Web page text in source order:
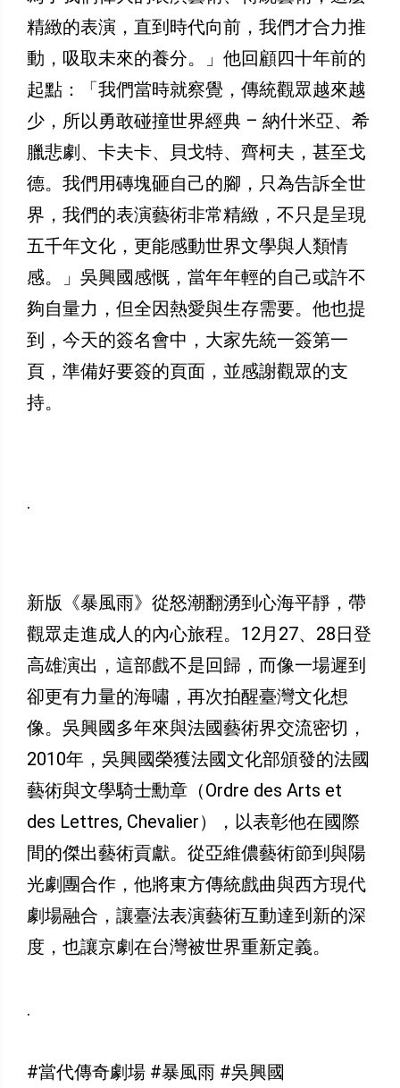
精緻的表演，直到時代向前，我們才合力推
動，吸取未來的養分。」他回顧四十年前的
起點：「我們當時就察覺，傳統觀眾越來越
少，所以勇敢碰撞世界經典 – 納什米亞、希
臘悲劇、卡夫卡、貝戈特、齊柯夫，甚至戈
德。我們用磚塊砸自己的腳，只為告訴全世
界，我們的表演藝術非常精緻，不只是呈現
五千年文化，更能感動世界文學與人類情
感。」吳興國感慨，當年年輕的自己或許不
夠自量力，但全因熱愛與生存需要。他也提
到，今天的簽名會中，大家先統一簽第一
頁，準備好要簽的頁面，並感謝觀眾的支
持。
.
新版《暴風雨》從怒潮翻湧到心海平靜，帶
觀眾走進成人的內心旅程。12月27、28日登
高雄演出，這部戲不是回歸，而像一場遲到
卻更有力量的海嘯，再次拍醒臺灣文化想
像。吳興國多年來與法國藝術界交流密切，
2010年，吳興國榮獲法國文化部頒發的法國
藝術與文學騎士勳章（Ordre des Arts et
des Lettres, Chevalier），以表彰他在國際
間的傑出藝術貢獻。從亞維儂藝術節到與陽
光劇團合作，他將東方傳統戲曲與西方現代
劇場融合，讓臺法表演藝術互動達到新的深
度，也讓京劇在台灣被世界重新定義。
.
#當代傳奇劇場 #暴風雨 #吳興國